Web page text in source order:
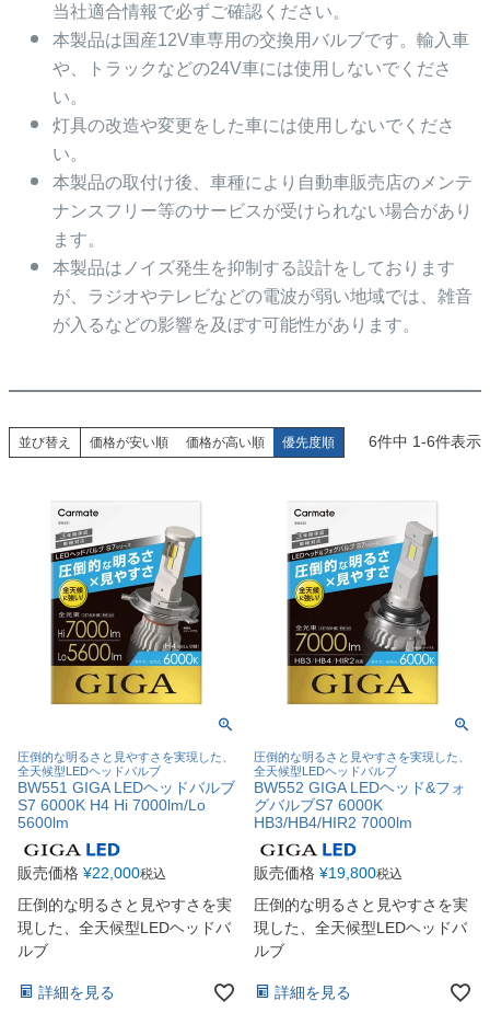
当社適合情報で必ずご確認ください。
本製品は国産12V車専用の交換用バルブです。輸入車
や、トラックなどの24V車には使用しないでくださ
い。
灯具の改造や変更をした車には使用しないでくださ
い。
本製品の取付け後、車種により自動車販売店のメンテ
ナンスフリー等のサービスが受けられない場合があり
ます。
本製品はノイズ発生を抑制する設計をしております
が、ラジオやテレビなどの電波が弱い地域では、雑音
が入るなどの影響を及ぼす可能性があります。
並び替え 価格が安い順 価格が高い順 優先度順 6件中 1-6件表示
圧倒的な明るさと見やすさを実現した、
全天候型LEDヘッドバルブ
BW551 GIGA LEDヘッドバルブ
S7 6000K H4 Hi 7000lm/Lo
5600lm
販売価格 ¥22,000税込
圧倒的な明るさと見やすさを実
現した、全天候型LEDヘッドバ
ルブ
詳細を見る
圧倒的な明るさと見やすさを実現した、
全天候型LEDヘッドバルブ
BW552 GIGA LEDヘッド&フォ
グバルブS7 6000K
HB3/HB4/HIR2 7000lm
販売価格 ¥19,800税込
圧倒的な明るさと見やすさを実
現した、全天候型LEDヘッドバ
ルブ
詳細を見る